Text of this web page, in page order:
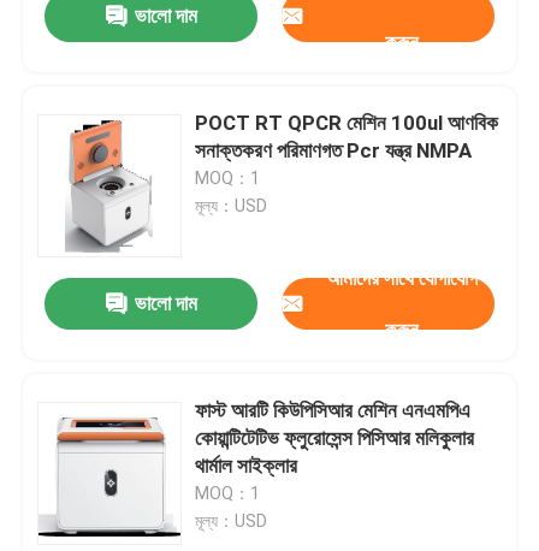
ভালো দাম
করুন
POCT RT QPCR মেশিন 100ul আণবিক
সনাক্তকরণ পরিমাণগত Pcr যন্ত্র NMPA
MOQ：1
মূল্য：USD
ভালো দাম
আমাদের সাথে যোগাযোগ
করুন
ফাস্ট আরটি কিউপিসিআর মেশিন এনএমপিএ
কোয়ান্টিটেটিভ ফ্লুরোসেন্স পিসিআর মলিকুলার
থার্মাল সাইক্লার
MOQ：1
মূল্য：USD